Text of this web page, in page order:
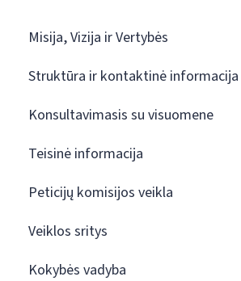
Misija, Vizija ir Vertybės
Struktūra ir kontaktinė informacija
Konsultavimasis su visuomene
Teisinė informacija
Peticijų komisijos veikla
Veiklos sritys
Kokybės vadyba